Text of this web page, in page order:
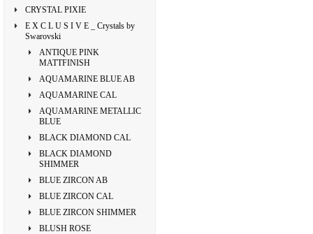
CRYSTAL PIXIE
E X C L U S I V E _ Crystals by
Swarovski
ANTIQUE PINK
MATTFINISH
AQUAMARINE BLUE AB
AQUAMARINE CAL
AQUAMARINE METALLIC
BLUE
BLACK DIAMOND CAL
BLACK DIAMOND
SHIMMER
BLUE ZIRCON AB
BLUE ZIRCON CAL
BLUE ZIRCON SHIMMER
BLUSH ROSE